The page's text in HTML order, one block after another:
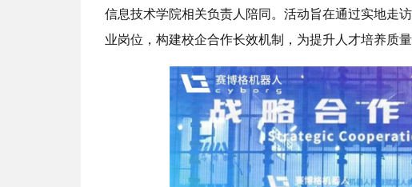
信息技术学院相关负责人陪同。活动旨在通过实地走
业岗位，构建校企合作长效机制，为提升人才培养质